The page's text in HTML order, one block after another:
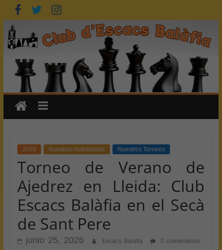
Saltar
al
contenido
2026 Nuestras Actividades Nuestros Torneos
Torneo de Verano de
Ajedrez en Lleida: Club
Escacs Balàfia en el Secà
de Sant Pere
junio 25, 2026 Escacs Balafia
0 comentarios